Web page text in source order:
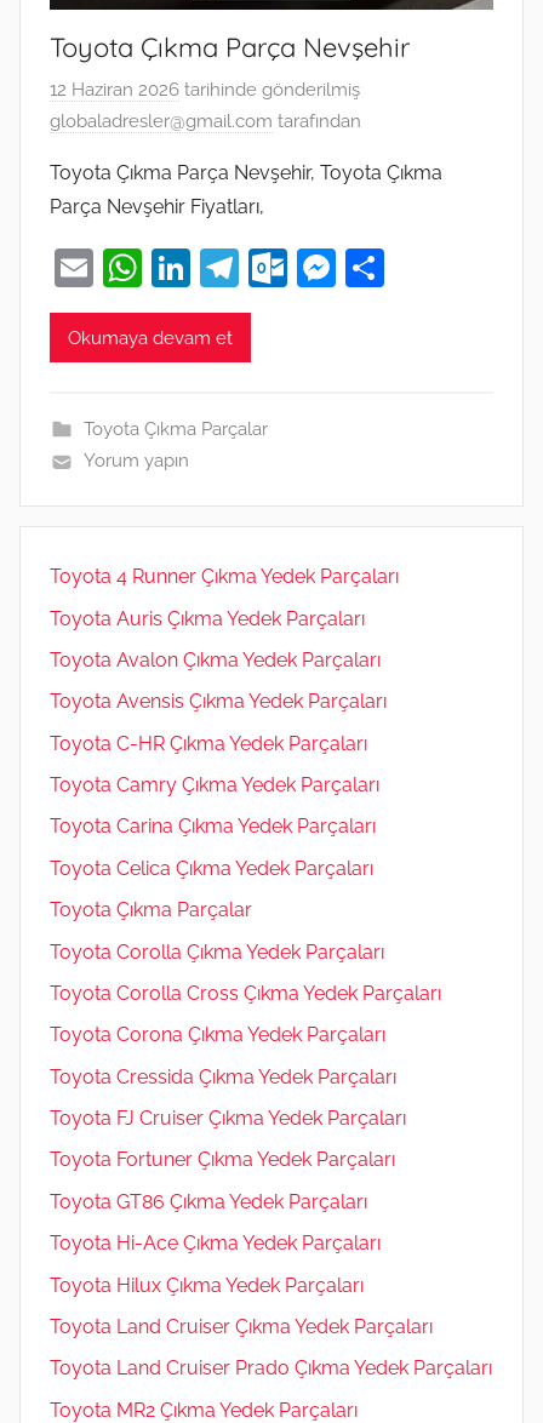
Toyota Çıkma Parça Nevşehir
12 Haziran 2026 tarihinde gönderilmiş
globaladresler@gmail.com tarafından
Toyota Çıkma Parça Nevşehir, Toyota Çıkma
Parça Nevşehir Fiyatları,
E
m
ai
W
h
at
A
p
p
Li
n
k
dI
T
el
a
O
o
m
M
er
Okumaya devam et
Toyota Çıkma Parçalar
Yorum yapın
Toyota 4 Runner Çıkma Yedek Parçaları
Toyota Auris Çıkma Yedek Parçaları
Toyota Avalon Çıkma Yedek Parçaları
Toyota Avensis Çıkma Yedek Parçaları
Toyota C-HR Çıkma Yedek Parçaları
Toyota Camry Çıkma Yedek Parçaları
Toyota Carina Çıkma Yedek Parçaları
Toyota Celica Çıkma Yedek Parçaları
Toyota Çıkma Parçalar
Toyota Corolla Çıkma Yedek Parçaları
Toyota Corolla Cross Çıkma Yedek Parçaları
Toyota Corona Çıkma Yedek Parçaları
Toyota Cressida Çıkma Yedek Parçaları
Toyota FJ Cruiser Çıkma Yedek Parçaları
Toyota Fortuner Çıkma Yedek Parçaları
Toyota GT86 Çıkma Yedek Parçaları
Toyota Hi-Ace Çıkma Yedek Parçaları
Toyota Hilux Çıkma Yedek Parçaları
Toyota Land Cruiser Çıkma Yedek Parçaları
Toyota Land Cruiser Prado Çıkma Yedek Parçaları
Toyota MR2 Çıkma Yedek Parçaları